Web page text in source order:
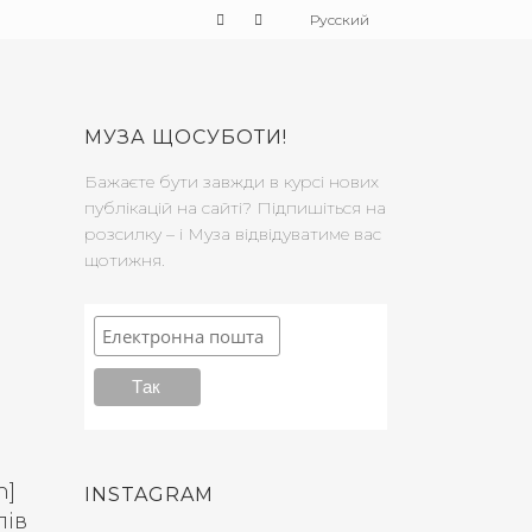
Русский
МУЗА ЩОСУБОТИ!
Бажаєте бути завжди в курсі нових
публікацій на сайті? Підпишіться на
розсилку – і Муза відвідуватиме вас
щотижня.
INSTAGRAM